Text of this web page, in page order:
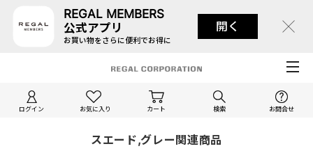
REGAL MEMBERS
公式アプリ
お買い物をさらに便利でお得に
開く
ログイン お気に入り カート 検索 お問合せ
スエード,グレー関連商品